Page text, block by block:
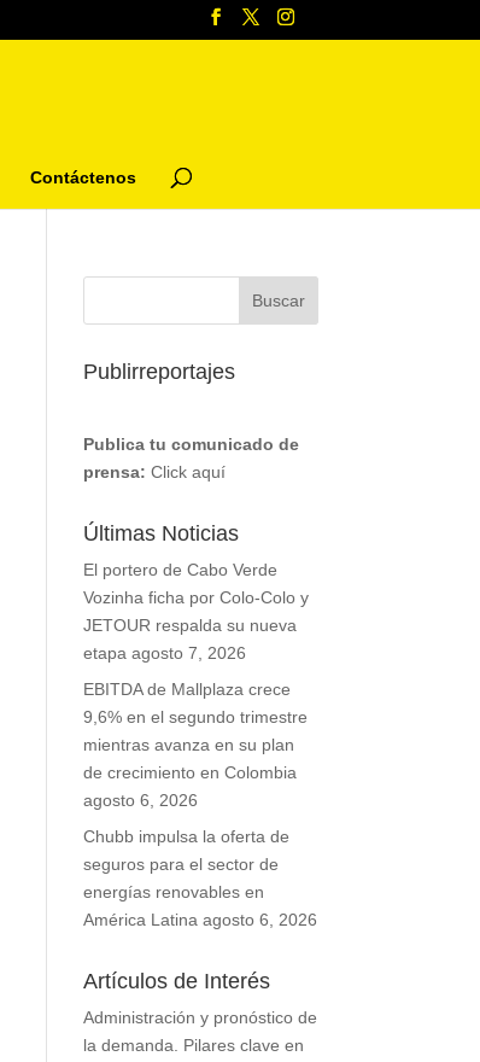
Contáctenos
Publirreportajes
Publica tu comunicado de
prensa: Click aquí
Últimas Noticias
El portero de Cabo Verde
Vozinha ficha por Colo-Colo y
JETOUR respalda su nueva
etapa agosto 7, 2026
EBITDA de Mallplaza crece
9,6% en el segundo trimestre
mientras avanza en su plan
de crecimiento en Colombia
agosto 6, 2026
Chubb impulsa la oferta de
seguros para el sector de
energías renovables en
América Latina agosto 6, 2026
Artículos de Interés
Administración y pronóstico de
la demanda. Pilares clave en